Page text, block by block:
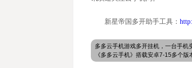
新星帝国多开助手工具：
多多云手机游戏多开挂机，一台手机
《多多云手机》搭载安卓7-15多个